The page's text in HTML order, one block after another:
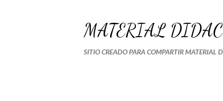
MATERIAL
SITIO CREADO PARA COMPARTIR MATERIAL